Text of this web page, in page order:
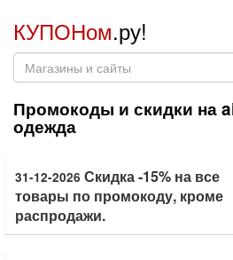
КУПОНом.ру!
Промокоды и скидки на
одежда
31-12-2026 Скидка -15% на все
товары по промокоду, кроме
распродажи.